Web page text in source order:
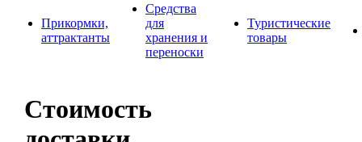
Прикормки,
аттрактанты
Средства
для
хранения и
переноски
Туристические
товары
Стоимость